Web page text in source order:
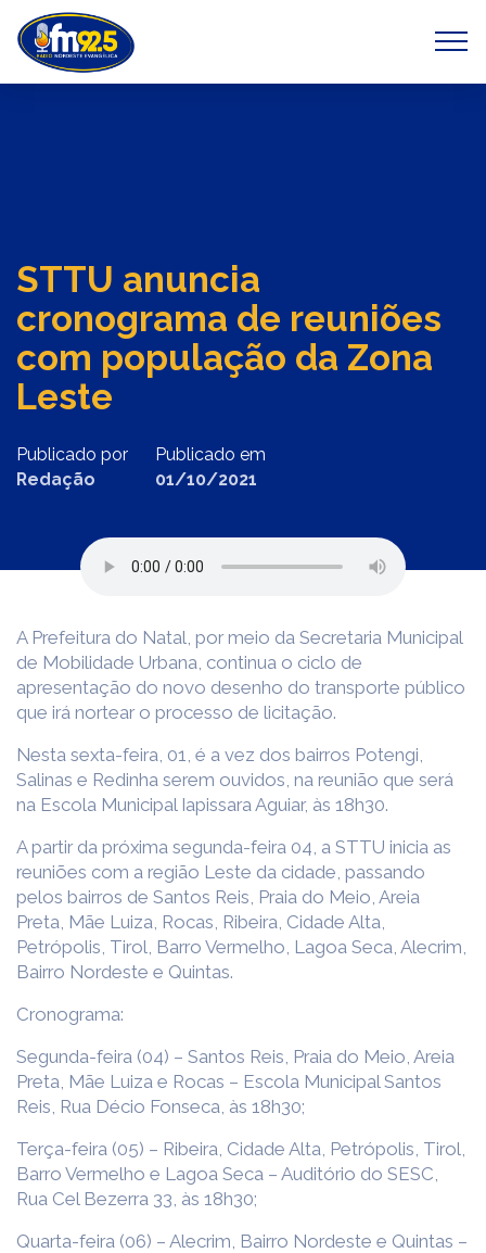
Previous Next
STTU anuncia
cronograma de reuniões
com população da Zona
Leste
Publicado por
Redação
Publicado em
01/10/2021
A Prefeitura do Natal, por meio da Secretaria Municipal
de Mobilidade Urbana, continua o ciclo de
apresentação do novo desenho do transporte público
que irá nortear o processo de licitação.
Nesta sexta-feira, 01, é a vez dos bairros Potengi,
Salinas e Redinha serem ouvidos, na reunião que será
na Escola Municipal Iapissara Aguiar, às 18h30.
A partir da próxima segunda-feira 04, a STTU inicia as
reuniões com a região Leste da cidade, passando
pelos bairros de Santos Reis, Praia do Meio, Areia
Preta, Mãe Luiza, Rocas, Ribeira, Cidade Alta,
Petrópolis, Tirol, Barro Vermelho, Lagoa Seca, Alecrim,
Bairro Nordeste e Quintas.
Cronograma:
Segunda-feira (04) – Santos Reis, Praia do Meio, Areia
Preta, Mãe Luiza e Rocas – Escola Municipal Santos
Reis, Rua Décio Fonseca, às 18h30;
Terça-feira (05) – Ribeira, Cidade Alta, Petrópolis, Tirol,
Barro Vermelho e Lagoa Seca – Auditório do SESC,
Rua Cel Bezerra 33, às 18h30;
Quarta-feira (06) – Alecrim, Bairro Nordeste e Quintas –